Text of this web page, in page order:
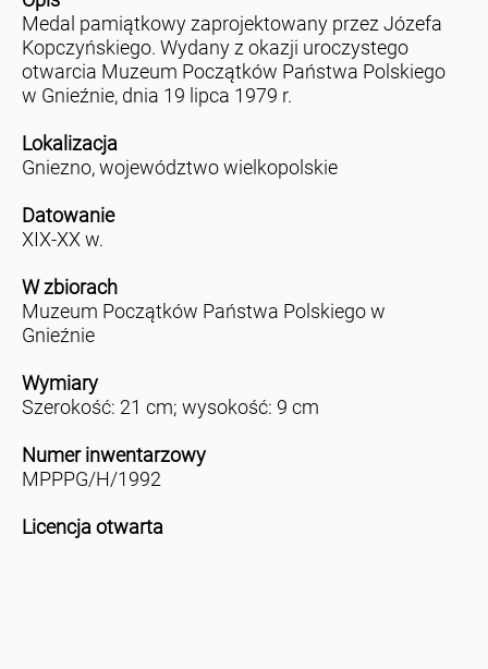
Medal pamiątkowy zaprojektowany przez Józefa
Kopczyńskiego. Wydany z okazji uroczystego
otwarcia Muzeum Początków Państwa Polskiego
w Gnieźnie, dnia 19 lipca 1979 r.
Lokalizacja
Gniezno, województwo wielkopolskie
Datowanie
XIX-XX w.
W zbiorach
Muzeum Początków Państwa Polskiego w
Gnieźnie
Wymiary
Szerokość: 21 cm; wysokość: 9 cm
Numer inwentarzowy
MPPPG/H/1992
Licencja otwarta